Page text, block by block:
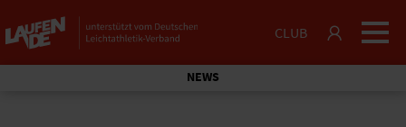
CLUB
NEWS